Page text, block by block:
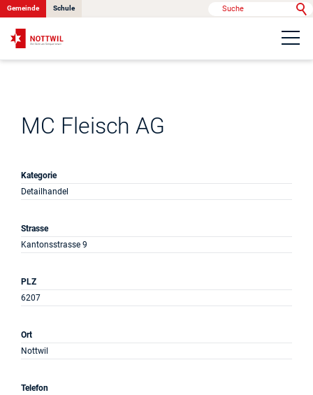
Politik & Verwaltung
Onlinedienste
Gemeinde Schule
Anlässe
MC Fleisch AG
Kategorie
Detailhandel
Strasse
Kantonsstrasse 9
PLZ
6207
Ort
Nottwil
Telefon